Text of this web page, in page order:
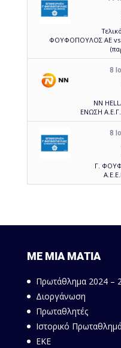
ΦΟΥΦΟΠΟΥΛΟΣ ΑΕ vs
8
NN
ΕΝΩΣΗ
8
Γ.
ΜΕ ΜΙΑ ΜΑΤΙΑ
Πρωτάθλημα 2024 –
Διοργάνωση
Πρωταθλητές
Ιστορικό
ΕΚΕ